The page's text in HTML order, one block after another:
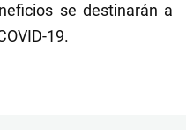
se destinarán a
19.